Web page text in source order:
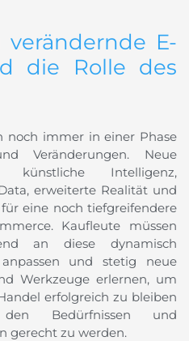
E-
die Rolle des
noch immer in einer Phase
Veränderungen. Neue
künstliche Intelligenz,
erweiterte Realität und
eine noch tiefgreifendere
Kaufleute müssen
an diese dynamisch
und stetig neue
Werkzeuge erlernen, um
erfolgreich zu bleiben
Bedürfnissen und
gerecht zu werden.